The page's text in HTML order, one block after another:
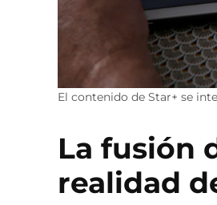
El contenido de Star+ se
La fusión
realidad